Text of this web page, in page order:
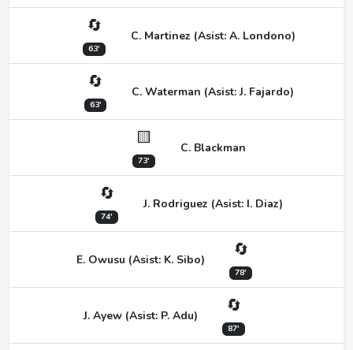
🔄
63'
C. Martinez (Asist: A. Londono)
🔄
63'
C. Waterman (Asist: J. Fajardo)
🟨
73'
C. Blackman
🔄
74'
J. Rodriguez (Asist: I. Diaz)
E. Owusu (Asist: K. Sibo) 🔄
78'
J. Ayew (Asist: P. Adu) 🔄
87'